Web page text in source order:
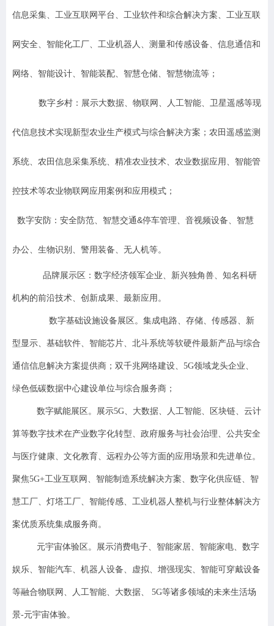
信息采集、工业互联网平台、工业软件和综合解决方案、工业互联
网安全、智能化工厂、工业机器人、测量和传感设备、信息通信和
网络、智能设计、智能装配、智慧仓储、智慧物流等；
数字乡村：展示大数据、物联网、人工智能、卫星遥感等现
代信息技术实现新型农业生产模式与综合解决方案；农田遥感监测
系统、农田信息采集系统、精准农业技术、农业数据应用、智能管
控技术等农业物联网应用案例和应用模式；
数字安防：安全防范、智慧交通&停车管理、音视频设备、智慧
办公、生物识别、警用装备、无人机等。
品牌展示区：数字经济领军企业、新兴独角兽、知名科研
机构的前沿技术、创新成果、最新应用。
数字基础设施设备展区。集成电路、存储、传感器、新
型显示、基础软件、智能芯片、北斗系统等软硬件最新产品与综合
通信信息解决方案提供商；双千兆网络建设、5G领域龙头企业、
绿色低碳数据中心建设单位与综合服务商；
数字赋能展区。展示5G、大数据、人工智能、区块链、云计
算等数字技术在产业数字化转型、政府服务与社会治理、公共安全
与医疗健康、文化教育、远程办公等方面的应用场景和先进单位。
聚焦5G+工业互联网、智能制造系统解决方案、数字化供应链、智
慧工厂、灯塔工厂、智能传感、工业机器人整机与行业整体解决方
案优质系统集成服务商。
元宇宙体验区。展示消费电子、智能家居、智能家电、数字
娱乐、智能汽车、机器人设备、虚拟、增强现实、智能可穿戴设备
等融合物联网、人工智能、大数据、 5G等诸多领域的未来生活场
景-元宇宙体验。